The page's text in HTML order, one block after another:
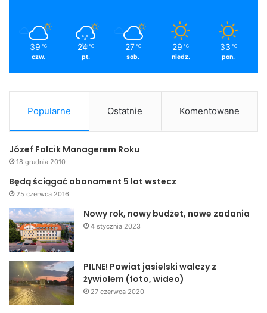
39 ℃
czw.
24 ℃
pt.
27 ℃
sob.
29 ℃
niedz.
33 ℃
pon.
Popularne Ostatnie Komentowane
Józef Folcik Managerem Roku
18 grudnia 2010
Będą ściągać abonament 5 lat wstecz
25 czerwca 2016
Nowy rok, nowy budżet, nowe zadania
4 stycznia 2023
PILNE! Powiat jasielski walczy z
żywiołem (foto, wideo)
27 czerwca 2020